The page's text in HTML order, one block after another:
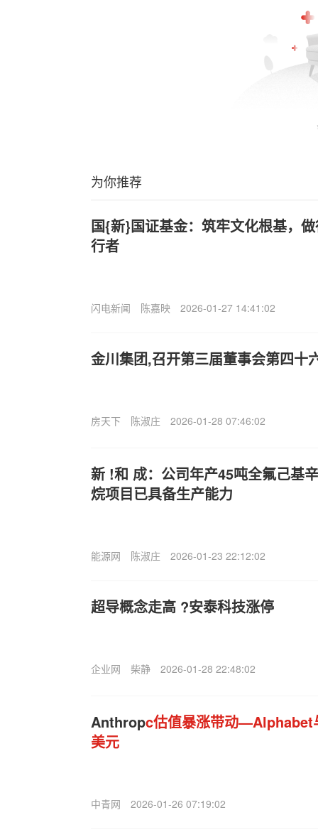
为你推荐
国{新}国证基金：筑牢文化根基，
行者
闪电新闻 陈嘉映 2026-01-27 14:41:02
金川集团,召开第三届董事会第四十
房天下 陈淑庄 2026-01-28 07:46:02
新 !和 成：公司年产45吨全氟己基
烷项目已具备生产能力
能源网 陈淑庄 2026-01-23 22:12:02
超导概念走高 ?安泰科技涨停
企业网 柴静 2026-01-28 22:48:02
Anthropc估值暴涨带动—Alphabet
美元
中青网 2026-01-26 07:19:02